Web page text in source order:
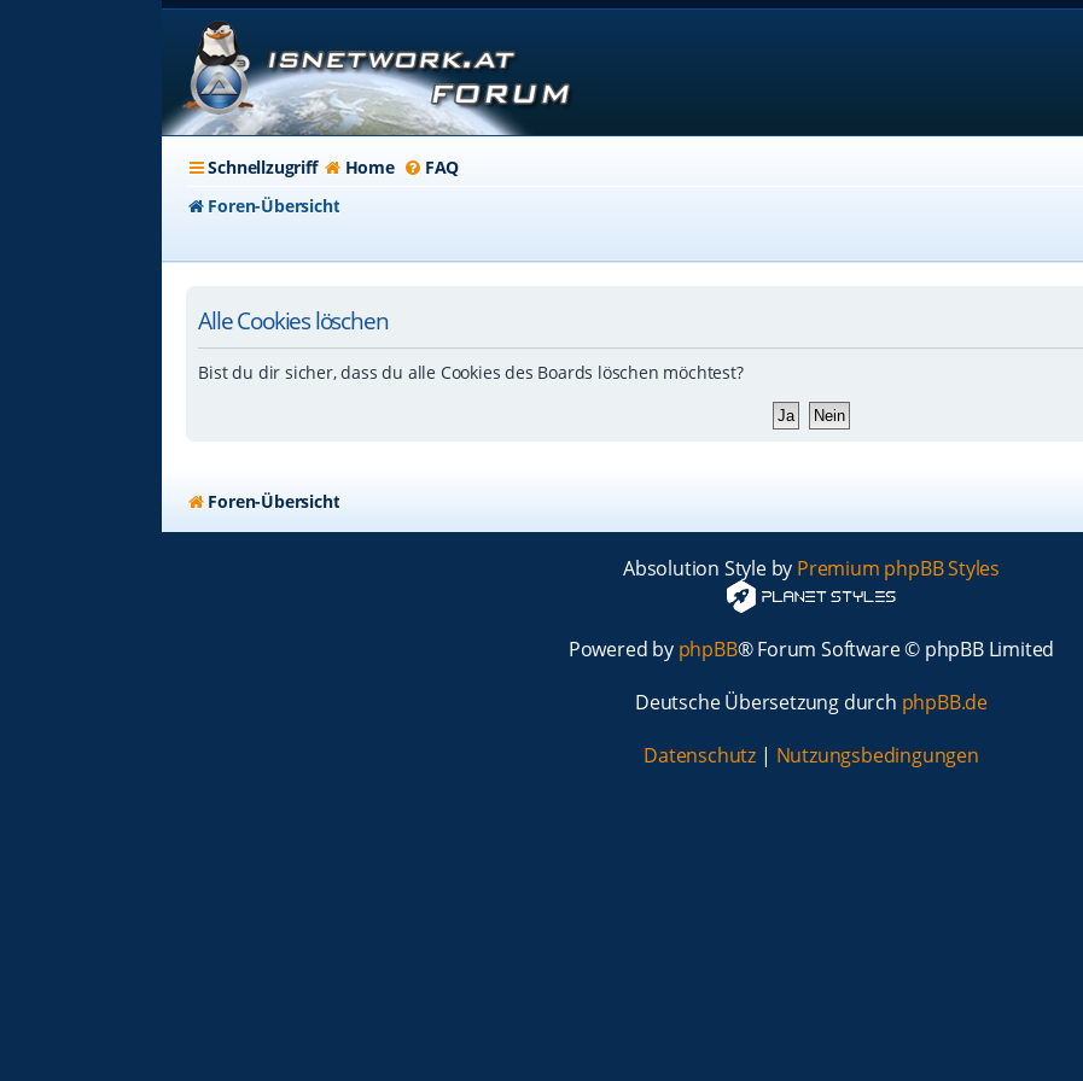
Schnellzugriff Home FAQ
Foren-Übersicht
Alle Cookies löschen
Bist du dir sicher, dass du alle Cookies des Boards löschen möchtest?
Foren-Übersicht
Absolution Style by Premium phpBB Styles
Powered by phpBB® Forum Software © phpBB Limited
Deutsche Übersetzung durch phpBB.de
Datenschutz | Nutzungsbedingungen